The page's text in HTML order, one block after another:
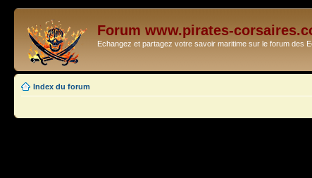
Forum www.pirates-
Echangez et partagez votre savoir maritime sur le forum des
Index du forum